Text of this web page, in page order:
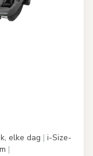
elke dag | i-Size-
|